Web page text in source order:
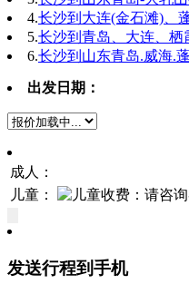
4.长沙到大连(金石滩)、
5.长沙到青岛、大连、
6.长沙到山东青岛.威海.
出发日期：
成人：
儿童：
发送行程到手机